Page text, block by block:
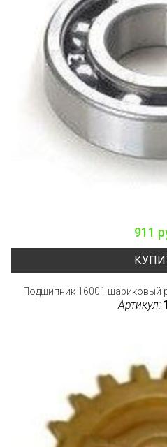
911
Подшипник 16001 шариковый
Артикул: